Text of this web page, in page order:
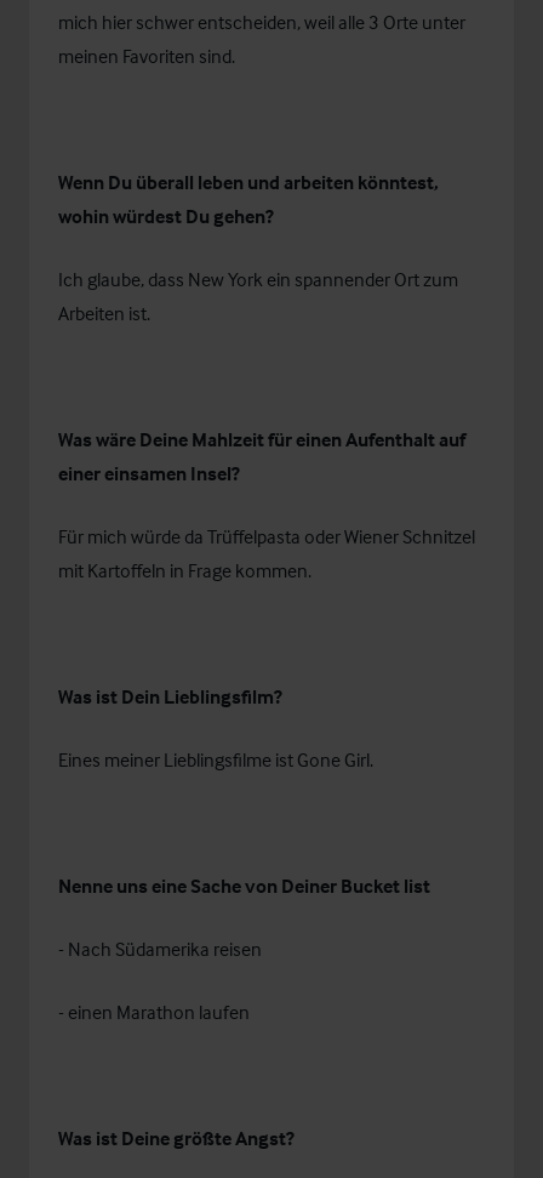
mich hier schwer entscheiden, weil alle 3 Orte unter
meinen Favoriten sind.
Wenn Du überall leben und arbeiten könntest,
wohin würdest Du gehen?
Ich glaube, dass New York ein spannender Ort zum
Arbeiten ist.
Was wäre Deine Mahlzeit für einen Aufenthalt auf
einer einsamen Insel?
Für mich würde da Trüffelpasta oder Wiener Schnitzel
mit Kartoffeln in Frage kommen.
Was ist Dein Lieblingsfilm?
Eines meiner Lieblingsfilme ist Gone Girl.
Nenne uns eine Sache von Deiner Bucket list
- Nach Südamerika reisen
- einen Marathon laufen
Was ist Deine größte Angst?